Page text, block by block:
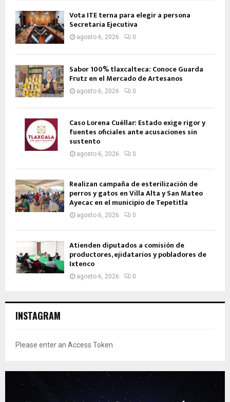
Vota ITE terna para elegir a persona
Secretaria Ejecutiva
agosto 6, 2026 0
Sabor 100% tlaxcalteca: Conoce Guarda
Frutz en el Mercado de Artesanos
agosto 6, 2026 0
Caso Lorena Cuéllar: Estado exige rigor y
fuentes oficiales ante acusaciones sin
sustento
agosto 6, 2026 0
Realizan campaña de esterilización de
perros y gatos en Villa Alta y San Mateo
Ayecac en el municipio de Tepetitla
agosto 6, 2026 0
Atienden diputados a comisión de
productores, ejidatarios y pobladores de
Ixtenco
agosto 6, 2026 0
INSTAGRAM
Please enter an Access Token